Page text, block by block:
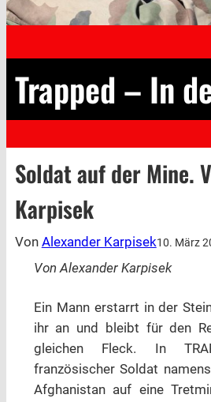
Trapped – In
Soldat auf der Mine.
Karpisek
Von Alexander Karpisek10. März
Von Alexander Karpisek
Ein Mann erstarrt in der
ihr an und bleibt für den
gleichen Fleck. In
französischer Soldat
Afghanistan auf eine